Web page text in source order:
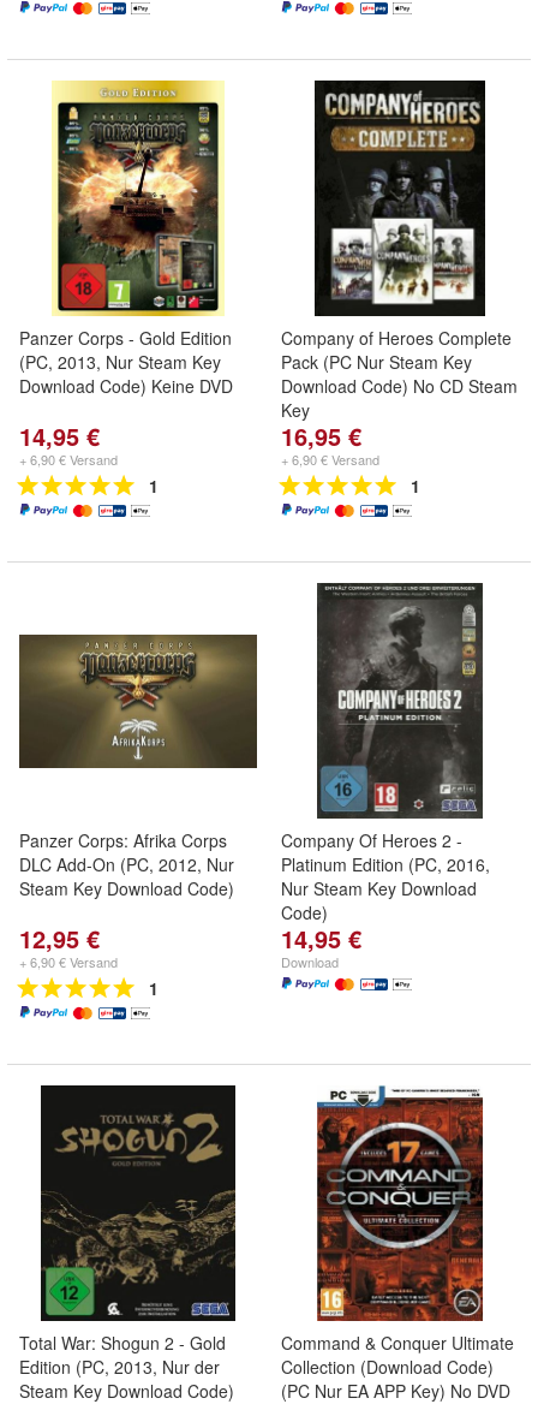
Panzer Corps - Gold Edition
(PC, 2013, Nur Steam Key
Download Code) Keine DVD
14,95 €
+ 6,90 € Versand
1
Company of Heroes Complete
Pack (PC Nur Steam Key
Download Code) No CD Steam
Key
16,95 €
+ 6,90 € Versand
1
Panzer Corps: Afrika Corps
DLC Add-On (PC, 2012, Nur
Steam Key Download Code)
12,95 €
+ 6,90 € Versand
1
Company Of Heroes 2 -
Platinum Edition (PC, 2016,
Nur Steam Key Download
Code)
14,95 €
Download
Total War: Shogun 2 - Gold
Edition (PC, 2013, Nur der
Steam Key Download Code)
Command & Conquer Ultimate
Collection (Download Code)
(PC Nur EA APP Key) No DVD